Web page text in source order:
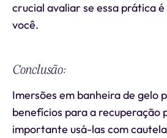
crucial avaliar se essa prática
você.
Conclusão:
Imersões em banheira de gelo
benefícios para a recuperação
importante usá-las com